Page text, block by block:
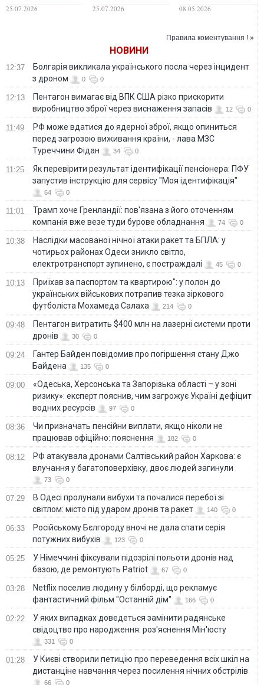
вантажем та РЛС
25.07.2026
горить казарма
25.07.2026
керування
08.05.2026
Правила коментування ! »
НОВИНИ
12:37
Болгарія викликала українського посла через інцидент
з дроном
0 0
12:13
Пентагон вимагає від ВПК США різко прискорити
виробництво зброї через виснаження запасів
12 0
11:49
РФ може вдатися до ядерної зброї, якщо опиниться
перед загрозою виживання країни, - лава МЗС
Туреччини Фідан
34 0
11:25
Як перевірити результат ідентифікації пенсіонера: ПФУ
запустив інструкцію для сервісу "Моя ідентифікація"
64 0
11:01
Трамп хоче Гренландії: пов'язана з його оточенням
компанія вже везе туди бурове обладнання
74 0
10:38
Наслідки масованої нічної атаки ракет та БПЛА: у
чотирьох районах Одеси зникло світло,
електротранспорт зупинено, є постраждалі
45 0
10:13
Приїхав за паспортом та квартирою": у полон до
українських військових потрапив тезка зіркового
футболіста Мохамеда Салаха
214 0
09:48
Пентагон витратить $400 млн на лазерні системи проти
дронів
30 0
09:24
Гантер Байден повідомив про погіршення стану Джо
Байдена
135 0
09:00
«Одеська, Херсонська та Запорізька області – у зоні
ризику»: експерт пояснив, чим загрожує Україні дефіцит
водних ресурсів
97 0
08:36
Чи призначать пенсійни виплати, якщо ніколи не
працював офіційно: пояснення
182 0
08:12
РФ атакувала дронами Салтівський район Харкова: є
влучання у багатоповерхівку, двоє людей загинули
73 0
07:29
В Одесі пролунали вибухи та почалися перебої зі
світлом: місто під ударом дронів та ракет
140 0
06:33
Російському Бєлгороду вночі не дала спати серія
потужних вибухів
123 0
05:25
У Німеччині фіксували підозрілі польоти дронів над
базою, де ремонтують Patriot
67 0
03:28
Netflix поселив людину у білборді, що рекламує
фантастичний фільм "Останній дім"
166 0
02:22
У яких випадках доведеться замінити радянське
свідоцтво про народження: роз'яснення Мін'юсту
331 0
01:28
У Києві створили петицію про переведення всіх шкіл на
дистанціне навчання через посилення нічних обстрілів
66 0